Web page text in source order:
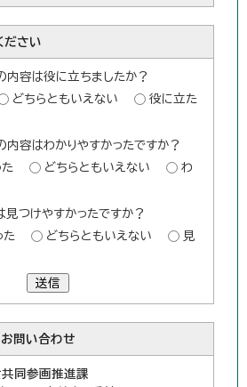
ださい
内容は役に立ちましたか？
どちらともいえない
役に立た
内容はわかりやすかったですか？
どちらともいえない
わ
見つけやすかったですか？
た
どちらともいえない
見
送信
お問い合わせ
同参画推進課